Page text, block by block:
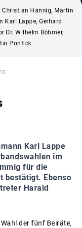
Christian Hannig, Martin
Karl Lappe, Gerhard
Dr. Wilhelm Böhmer,
Ponfick
Karl Lappe
im
für die
bestätigt. Ebenso
Harald
der fünf Beiräte,